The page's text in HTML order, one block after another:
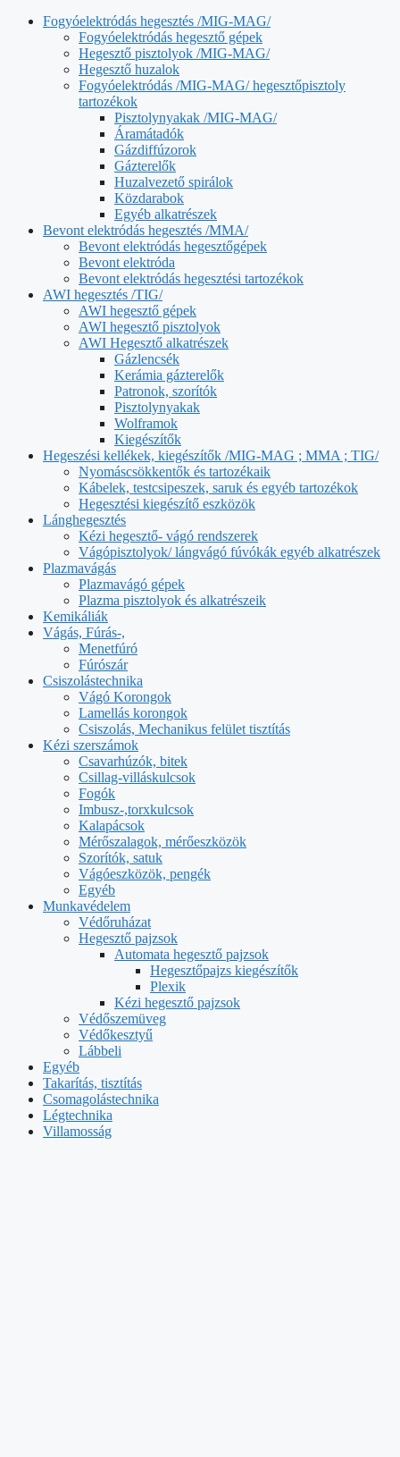
Fogyóelektródás hegesztés /MIG-MAG/
Fogyóelektródás hegesztő gépek
Hegesztő pisztolyok /MIG-MAG/
Hegesztő huzalok
Fogyóelektródás /MIG-MAG/ hegesztőpisztoly
tartozékok
Pisztolynyakak /MIG-MAG/
Áramátadók
Gázdiffúzorok
Gázterelők
Huzalvezető spirálok
Közdarabok
Egyéb alkatrészek
Bevont elektródás hegesztés /MMA/
Bevont elektródás hegesztőgépek
Bevont elektróda
Bevont elektródás hegesztési tartozékok
AWI hegesztés /TIG/
AWI hegesztő gépek
AWI hegesztő pisztolyok
AWI Hegesztő alkatrészek
Gázlencsék
Kerámia gázterelők
Patronok, szorítók
Pisztolynyakak
Wolframok
Kiegészítők
Hegeszési kellékek, kiegészítők /MIG-MAG ; MMA ; TIG/
Nyomáscsökkentők és tartozékaik
Kábelek, testcsipeszek, saruk és egyéb tartozékok
Hegesztési kiegészítő eszközök
Lánghegesztés
Kézi hegesztő- vágó rendszerek
Vágópisztolyok/ lángvágó fúvókák egyéb alkatrészek
Plazmavágás
Plazmavágó gépek
Plazma pisztolyok és alkatrészeik
Kemikáliák
Vágás, Fúrás-,
Menetfúró
Fúrószár
Csiszolástechnika
Vágó Korongok
Lamellás korongok
Csiszolás, Mechanikus felület tisztítás
Kézi szerszámok
Csavarhúzók, bitek
Csillag-villáskulcsok
Fogók
Imbusz-,torxkulcsok
Kalapácsok
Mérőszalagok, mérőeszközök
Szorítók, satuk
Vágóeszközök, pengék
Egyéb
Munkavédelem
Védőruházat
Hegesztő pajzsok
Automata hegesztő pajzsok
Hegesztőpajzs kiegészítők
Plexik
Kézi hegesztő pajzsok
Védőszemüveg
Védőkesztyű
Lábbeli
Egyéb
Takarítás, tisztítás
Csomagolástechnika
Légtechnika
Villamosság